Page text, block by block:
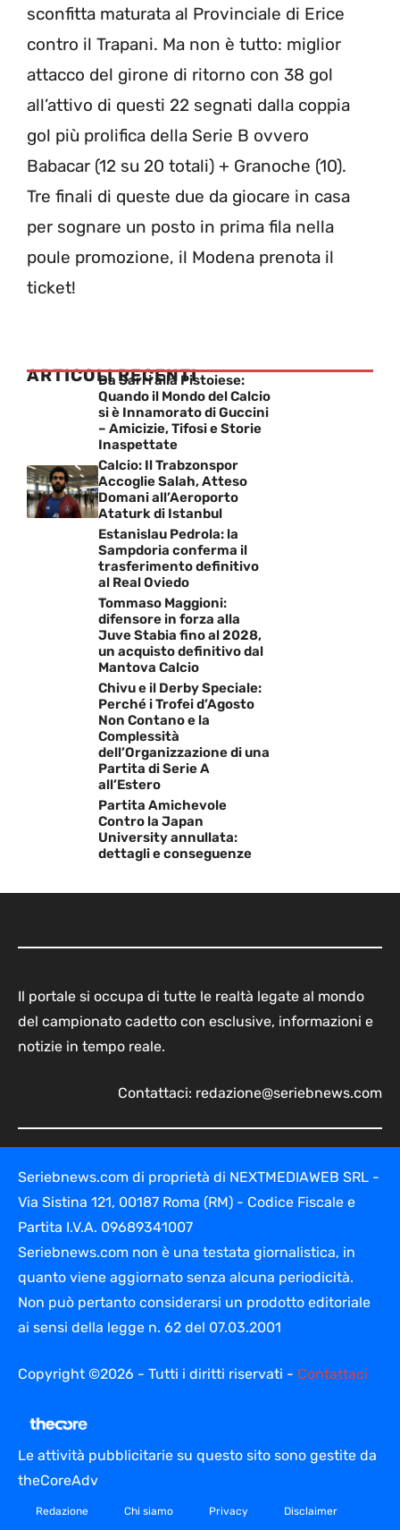
sconfitta maturata al Provinciale di Erice
contro il Trapani. Ma non è tutto: miglior
attacco del girone di ritorno con 38 gol
all’attivo di questi 22 segnati dalla coppia
gol più prolifica della Serie B ovvero
Babacar (12 su 20 totali) + Granoche (10).
Tre finali di queste due da giocare in casa
per sognare un posto in prima fila nella
poule promozione, il Modena prenota il
ticket!
ARTICOLI RECENTI
Da Sarri alla Pistoiese:
Quando il Mondo del Calcio
si è Innamorato di Guccini
– Amicizie, Tifosi e Storie
Inaspettate
Calcio: Il Trabzonspor
Accoglie Salah, Atteso
Domani all’Aeroporto
Ataturk di Istanbul
Estanislau Pedrola: la
Sampdoria conferma il
trasferimento definitivo
al Real Oviedo
Tommaso Maggioni:
difensore in forza alla
Juve Stabia fino al 2028,
un acquisto definitivo dal
Mantova Calcio
Chivu e il Derby Speciale:
Perché i Trofei d’Agosto
Non Contano e la
Complessità
dell’Organizzazione di una
Partita di Serie A
all’Estero
Partita Amichevole
Contro la Japan
University annullata:
dettagli e conseguenze
Il portale si occupa di tutte le realtà legate al mondo
del campionato cadetto con esclusive, informazioni e
notizie in tempo reale.
Contattaci: redazione@seriebnews.com
Seriebnews.com di proprietà di NEXTMEDIAWEB SRL -
Via Sistina 121, 00187 Roma (RM) - Codice Fiscale e
Partita I.V.A. 09689341007
Seriebnews.com non è una testata giornalistica, in
quanto viene aggiornato senza alcuna periodicità.
Non può pertanto considerarsi un prodotto editoriale
ai sensi della legge n. 62 del 07.03.2001
Copyright ©2026 - Tutti i diritti riservati - Contattaci
Le attività pubblicitarie su questo sito sono gestite da
theCoreAdv
Redazione Chi siamo Privacy Disclaimer